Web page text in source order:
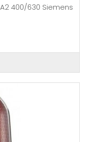
400/630 Siemens